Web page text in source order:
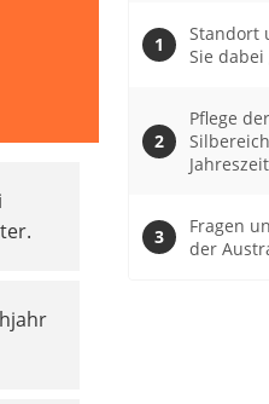
Standort
Sie
Pflege
Fragen
der